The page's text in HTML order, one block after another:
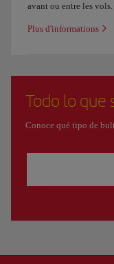
avant ou entre les vols.
Plus d'informations
Todo lo que
Conoce qué tipo de